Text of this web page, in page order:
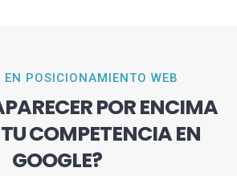
EN POSICIONAMIENTO WEB
POR ENCIMA
COMPETENCIA EN
GOOGLE?